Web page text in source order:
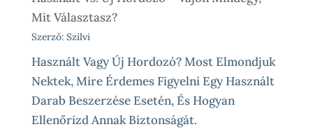
Mit Választasz?
Szerző: Szilvi
Használt Vagy Új Hordozó? Most Elmondjuk
Nektek, Mire Érdemes Figyelni Egy Használt
Darab Beszerzése Esetén, És Hogyan
Ellenőrizd Annak Biztonságát.